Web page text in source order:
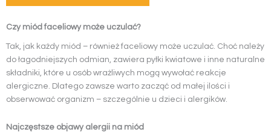
Czy miód faceliowy może uczulać?
Tak, jak każdy miód – również faceliowy może uczulać. Choć należy
do łagodniejszych odmian, zawiera pyłki kwiatowe i inne naturalne
składniki, które u osób wrażliwych mogą wywołać reakcje
alergiczne. Dlatego zawsze warto zacząć od małej ilości i
obserwować organizm – szczególnie u dzieci i alergików.
Najczęstsze objawy alergii na miód